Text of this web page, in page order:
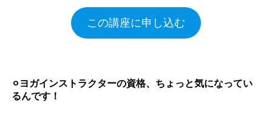
この講座に申し込む
⚪︎ヨガインストラクターの資格、ちょっと気になってい
るんです！